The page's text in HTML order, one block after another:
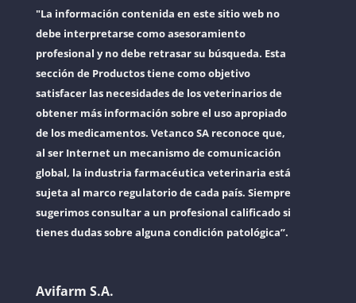
"La información contenida en este sitio web no
debe interpretarse como asesoramiento
profesional y no debe retrasar su búsqueda. Esta
sección de Productos tiene como objetivo
satisfacer las necesidades de los veterinarios de
obtener más información sobre el uso apropiado
de los medicamentos. Vetanco SA reconoce que,
al ser Internet un mecanismo de comunicación
global, la industria farmacéutica veterinaria está
sujeta al marco regulatorio de cada país. Siempre
sugerimos consultar a un profesional calificado si
tienes dudas sobre alguna condición patológica”.
Avifarm S.A.